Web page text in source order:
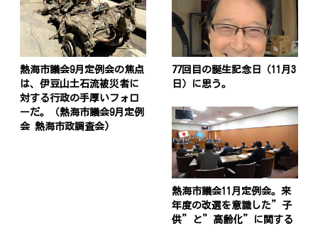
熱海市議会9月定例会の焦点
は、伊豆山土石流被災者に
対する行政の手厚いフォロ
ーだ。（熱海市議会9月定例
会 熱海市政調査会)
77回目の誕生記念日（11月3
日）に思う。
熱海市議会11月定例会。来
年度の改選を意識した”子
供”と”高齢化”に関する